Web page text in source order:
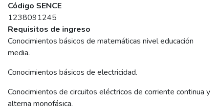
Código SENCE
1238091245
Requisitos de ingreso
Conocimientos básicos de matemáticas nivel educación
media.
Conocimientos básicos de electricidad.
Conocimientos de circuitos eléctricos de corriente continua y
alterna monofásica.